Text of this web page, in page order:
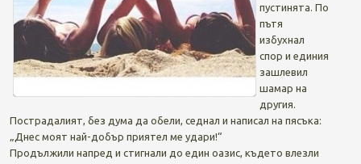
пустинята. По
пътя
избухнал
спор и единия
зашлевил
шамар на
другия.
Пострадалият, без дума да обели, седнал и написал на пясъка:
„Днес моят най-добър приятел ме удари!“
Продължили напред и стигнали до един оазис, където влезли